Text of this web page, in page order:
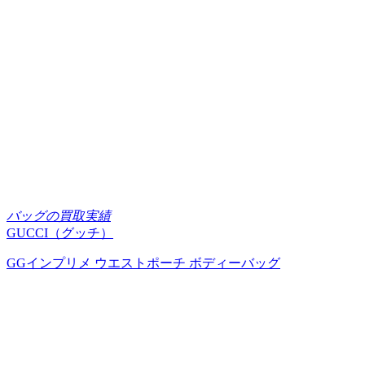
バッグの買取実績
GUCCI（グッチ）
GGインプリメ ウエストポーチ ボディーバッグ